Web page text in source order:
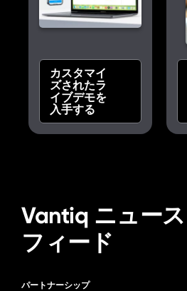
カスタマイ
ズされたラ
イブデモを
入手する
Vantiq ニュース
フィード
パートナーシップ